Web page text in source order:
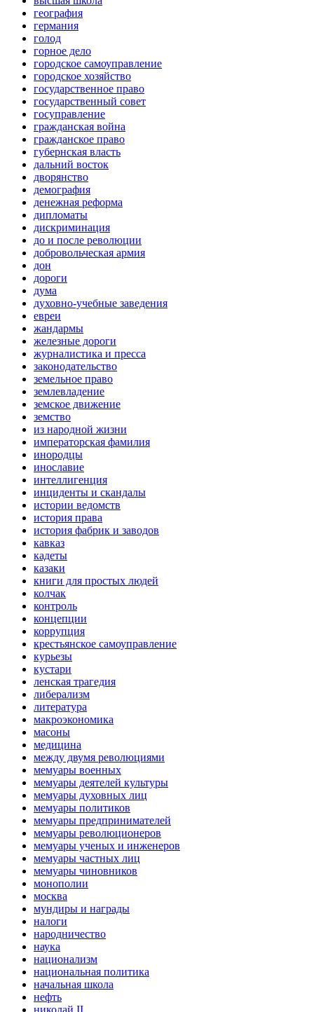
география
германия
голод
горное дело
городское самоуправление
городское хозяйство
государственное право
государственный совет
госуправление
гражданская война
гражданское право
губернская власть
дальний восток
дворянство
демография
денежная реформа
дипломаты
дискриминация
до и после революции
добровольческая армия
дон
дороги
дума
духовно-учебные заведения
евреи
жандармы
железные дороги
журналистика и пресса
законодательство
земельное право
землевладение
земское движение
земство
из народной жизни
императорская фамилия
инородцы
инославие
интеллигенция
инциденты и скандалы
истории ведомств
история права
история фабрик и заводов
кавказ
кадеты
казаки
книги для простых людей
колчак
контроль
концепции
коррупция
крестьянское самоуправление
курьезы
кустари
ленская трагедия
либерализм
литература
макроэкономика
масоны
медицина
между двумя революциями
мемуары военных
мемуары деятелей культуры
мемуары духовных лиц
мемуары политиков
мемуары предпринимателей
мемуары революционеров
мемуары ученых и инженеров
мемуары частных лиц
мемуары чиновников
монополии
москва
мундиры и награды
налоги
народничество
наука
национализм
национальная политика
начальная школа
нефть